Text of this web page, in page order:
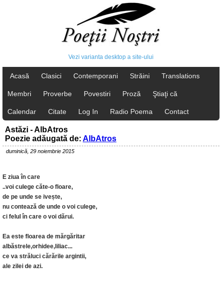
Vezi varianta desktop a site-ului
Acasă Clasici Contemporani Străini Translations
Membri Proverbe Povestiri Proză Ştiaţi că
Calendar Citate Log In Radio Poema Contact
Astăzi - AlbAtros
Poezie adăugată de: AlbAtros
duminică, 29 noiembrie 2015
E ziua în care
..voi culege căte-o floare,
de pe unde se ivește,
nu contează de unde o voi culege,
ci felul în care o voi dărui.
Ea este floarea de mărgăritar
albăstrele,orhidee,liliac...
ce va străluci cărările argintii,
ale zilei de azi.